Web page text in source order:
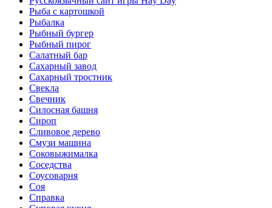
Рыба с картошкой
Рыбалка
Рыбный бургер
Рыбный пирог
Салатный бар
Сахарный завод
Сахарный тростник
Свекла
Свечник
Силосная башня
Сироп
Сливовое дерево
Смузи машина
Соковыжималка
Соседства
Соусоварня
Соя
Справка